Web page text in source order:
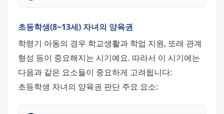
초등학생(8~13세) 자녀의 양육권
학령기 아동의 경우 학교생활과 학업 지원, 또래 관계
형성 등이 중요해지는 시기예요. 따라서 이 시기에는
다음과 같은 요소들이 중요하게 고려됩니다:
초등학생 자녀의 양육권 판단 주요 요소: